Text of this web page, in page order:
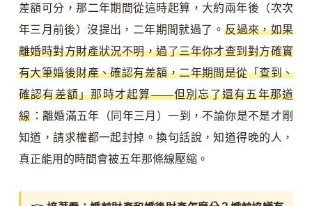
差額可分，那二年期間從這時起算，大約兩年後（次次
年三月前後）沒提出，二年期間就過了。 反過來，如果
離婚時對方財產狀況不明，過了三年你才查到對方確實
有大筆婚後財產、確認有差額，二年期間是從「查到、
確認有差額」那時才起算——但別忘了還有五年那道
線：離婚滿五年（同年三月）一到，不論你是不是才剛
知道，請求權都一起封掉。換句話說，知道得晚的人，
真正能用的時間會被五年那條線壓縮。